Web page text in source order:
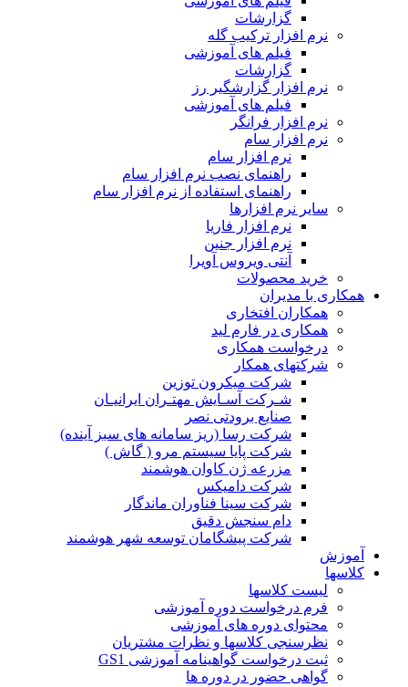
گزارشات
نرم افزار ترکیب گله
فیلم های آموزشی
گزارشات
نرم افزار گزارشگیر رز
فیلم های آموزشی
نرم افزار فرانگر
نرم افزار سام
نرم افزار سام
راهنمای نصب نرم افزار سام
راهنمای استفاده از نرم افزار سام
سایر نرم افزارها
نرم افزار فاریا
نرم افزار جنین
آنتی ویروس آویرا
خرید محصولات
همکاری با مدیران
همکاران افتخاری
همکاری در فارم لید
درخواست همکاری
شرکتهای همکار
شرکت میکرون توزین
شـرکت آسـایش مهتـران ایرانیـان
صنایع برودتی نصر
شرکت رسا (ریز سامانه های سبز آینده)
شرکت پایا سیستم مرو ( گاش )
مزرعه ژن کاوان هوشمند
شرکت دامیکس
شرکت سینا فناوران ماندگار
دام سنجش دقیق
شرکت پیشگامان توسعه شهر هوشمند
آموزش
کلاسها
لیست کلاسها
فرم درخواست دوره آموزشی
محتوای دوره های آموزشی
نظرسنجی کلاسها و نظرات مشتریان
ثبت درخواست گواهینامه آموزشی GS1
گواهی حضور در دوره ها